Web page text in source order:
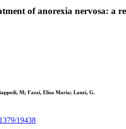
of anorexia nervosa: a
M; Fazzi, Elisa Maria; Lanzi, G.
19438